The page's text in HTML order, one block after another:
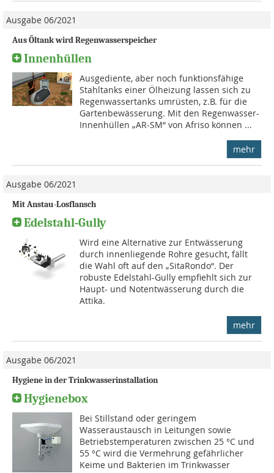
Ausgabe 06/2021
Aus Öltank wird Regenwasserspeicher
Innenhüllen
Ausgediente, aber noch funktionsfähige
Stahltanks einer Ölheizung lassen sich zu
Regenwassertanks umrüsten, z.B. für die
Gartenbewässerung. Mit den Regenwasser-
Innenhüllen „AR-SM“ von Afriso können ...
mehr
Ausgabe 06/2021
Mit Anstau-Losflansch
Edelstahl-Gully
Wird eine Alternative zur Entwässerung
durch innenliegende Rohre gesucht, fällt
die Wahl oft auf den „SitaRondo“. Der
robuste Edelstahl-Gully empfiehlt sich zur
Haupt- und Notentwässerung durch die
Attika.
mehr
Ausgabe 06/2021
Hygiene in der Trinkwasserinstallation
Hygienebox
Bei Stillstand oder geringem
Wasseraustausch in Leitungen sowie
Betriebstemperaturen zwischen 25 °C und
55 °C wird die Vermehrung gefährlicher
Keime und Bakterien im Trinkwasser